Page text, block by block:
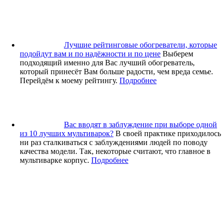
Лучшие рейтинговые обогреватели, которые
подойдут вам и по надёжности и по цене Выберем
подходящий именно для Вас лучший обогреватель,
который принесёт Вам больше радости, чем вреда семье.
Перейдём к моему рейтингу. Подробнее
Вас вводят в заблуждение при выборе одной
из 10 лучших мультиварок? В своей практике приходилось
ни раз сталкиваться с заблуждениями людей по поводу
качества модели. Так, некоторые считают, что главное в
мультиварке корпус. Подробнее